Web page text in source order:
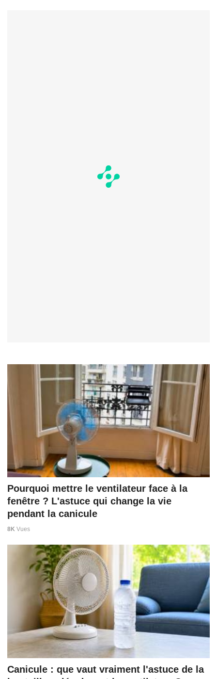
Pourquoi mettre le ventilateur face à la
fenêtre ? L'astuce qui change la vie
pendant la canicule
8K Vues
Canicule : que vaut vraiment l'astuce de la